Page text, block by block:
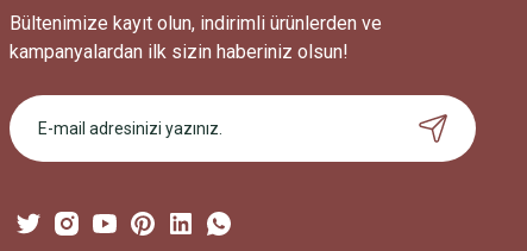
Bültenimize kayıt olun, indirimli ürünlerden ve
kampanyalardan ilk sizin haberiniz olsun!